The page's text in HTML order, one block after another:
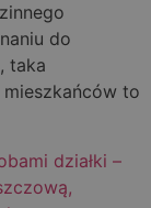
do
taka
to